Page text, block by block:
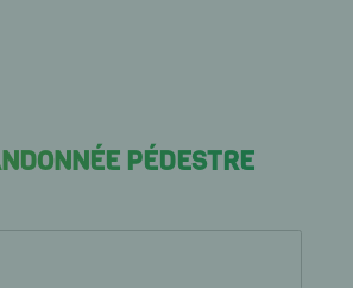
PÉDESTRE